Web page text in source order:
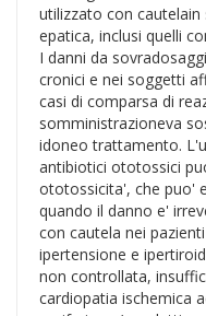
utilizzato con
epatica, inclusi quelli
I danni da
cronici e nei soggetti
casi di comparsa di
somministrazioneva
idoneo trattamento.
antibiotici ototossici
ototossicita', che puo'
quando il danno e'
con cautela nei
ipertensione e
non controllata,
cardiopatia ischemica